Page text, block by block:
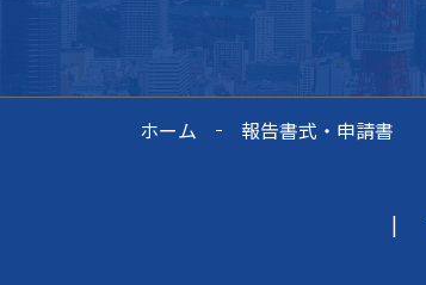
ホーム 報告書式・申請書